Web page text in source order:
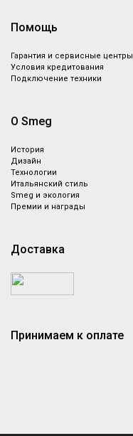
Корзинка для столовых
приборов квадратная
Под заказ
Помощь
Гарантия и сервисные центры
Условия кредитования
Подключение техники
О Smeg
История
Дизайн
Технологии
Итальянский стиль
Smeg и экология
Премии и награды
Доставка
Принимаем к оплате